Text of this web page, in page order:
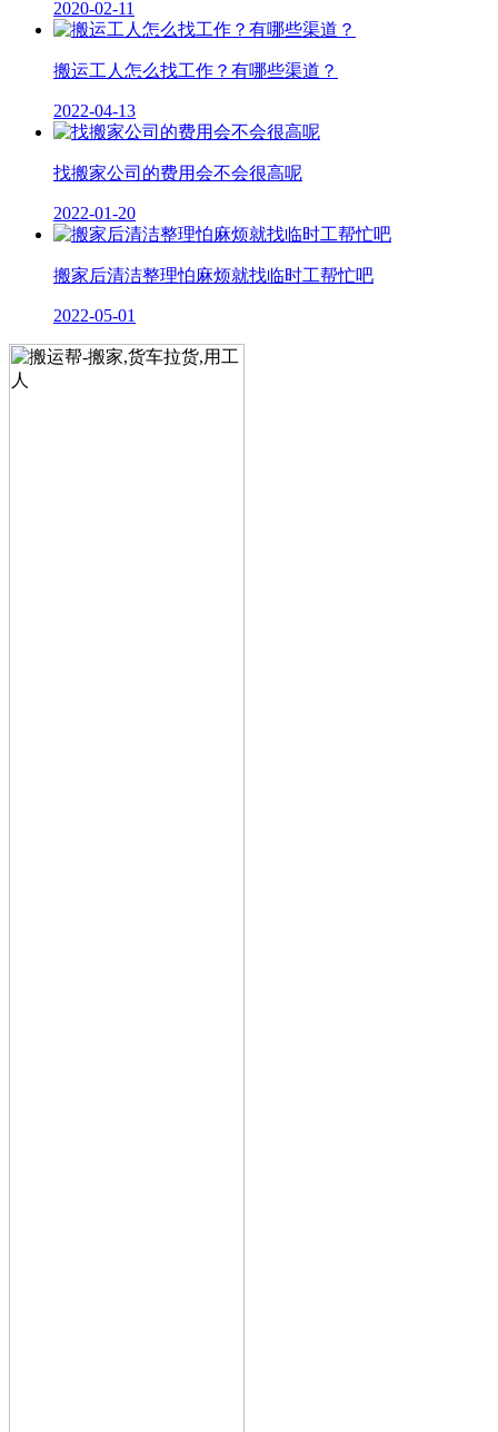
2020-02-11
搬运工人怎么找工作？有哪些渠道？
2022-04-13
找搬家公司的费用会不会很高呢
2022-01-20
搬家后清洁整理怕麻烦就找临时工帮忙吧
2022-05-01